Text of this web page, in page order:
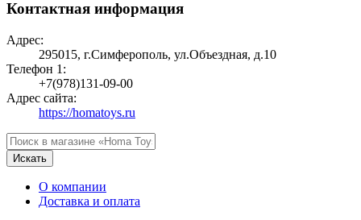
Контактная информация
Адрес:
295015, г.Симферополь, ул.Объездная, д.10
Телефон 1:
+7(978)131-09-00
Адрес сайта:
https://homatoys.ru
Искать
О компании
Доставка и оплата